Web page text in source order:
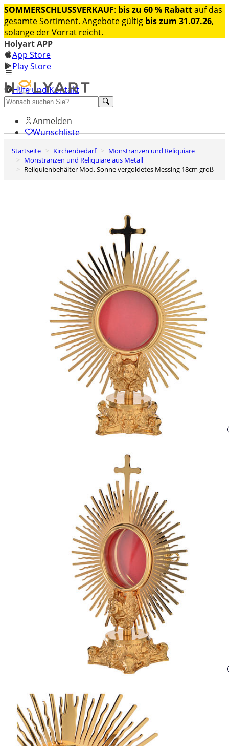
SOMMERSCHLUSSVERKAUF: bis zu 60 % Rabattauf das
gesamte Sortiment. Angebote gültig bis zum 31.07.26,
solange der Vorrat reicht.
Holyart APP
App Store
Play Store
Hilfe und Kontakt
Entdecken Sie Premium
Anmelden
Wunschliste
0
Warenkorb
Startseite Kirchenbedarf
Monstranzen und Reliquiare
Monstranzen und Reliquiare aus Metall
Reliquienbehälter Mod. Sonne vergoldetes Messing 18cm groß